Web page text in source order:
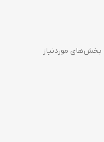
بخش‌های موردنیاز